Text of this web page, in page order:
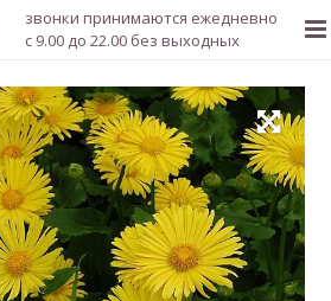
звонки принимаются ежедневно
с 9.00 до 22.00 без выходных